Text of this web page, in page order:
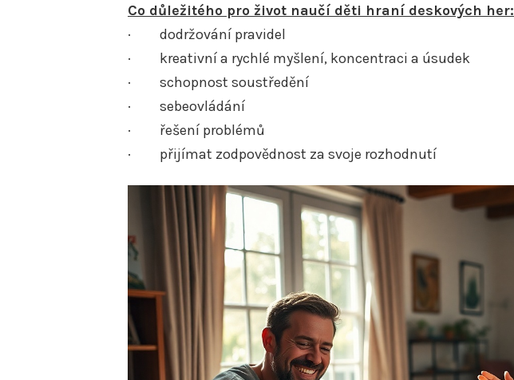
Co důležitého pro život naučí děti hraní deskových her:
· dodržování pravidel
· kreativní a rychlé myšlení, koncentraci a úsudek
· schopnost soustředění
· sebeovládání
· řešení problémů
· přijímat zodpovědnost za svoje rozhodnutí